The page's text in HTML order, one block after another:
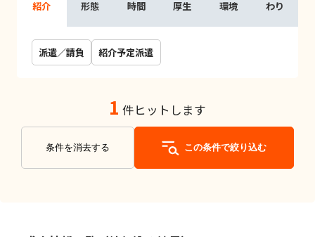
紹介
形態
時間
厚生
環境
わり
派遣／請負 紹介予定派遣
1 件ヒットします
条件を消去する この条件で絞り込む